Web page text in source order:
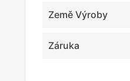
Země Výroby
Záruka